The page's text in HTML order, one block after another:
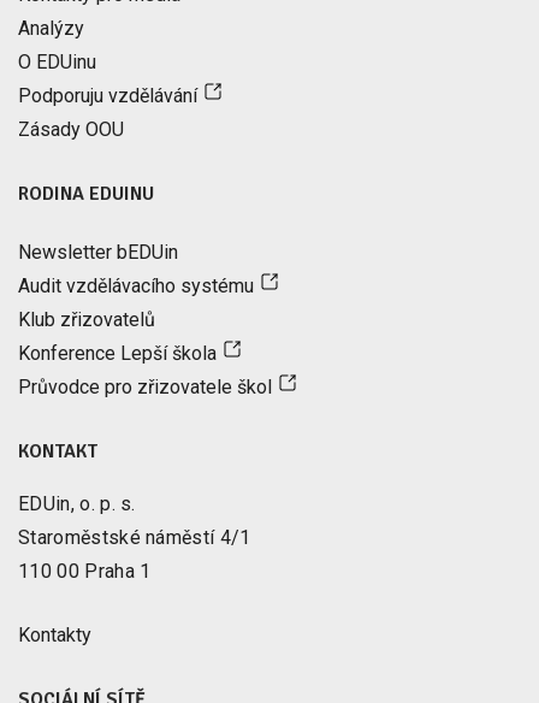
Analýzy
O EDUinu
Podporuju vzdělávání
Zásady OOU
RODINA EDUINU
Newsletter bEDUin
Audit vzdělávacího systému
Klub zřizovatelů
Konference Lepší škola
Průvodce pro zřizovatele škol
KONTAKT
EDUin, o. p. s.
Staroměstské náměstí 4/1
110 00 Praha 1
Kontakty